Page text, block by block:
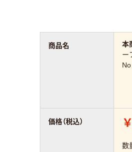
本
ー
数
商品名
価格（税込）